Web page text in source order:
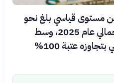
من مستوى قياسي بلغ نحو
94% من الناتج المحلي الإجمالي عام 2025، وسط
توقعات صندوق النقد الدولي بتجاوزه عتبة 100%